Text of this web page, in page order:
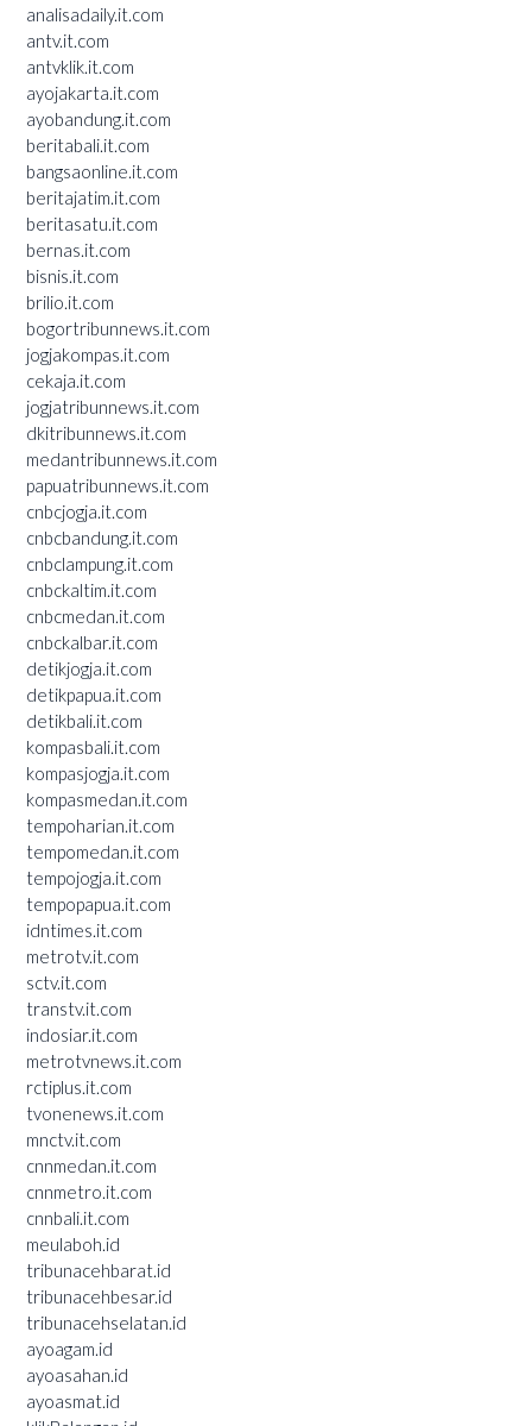
analisadaily.it.com
antv.it.com
antvklik.it.com
ayojakarta.it.com
ayobandung.it.com
beritabali.it.com
bangsaonline.it.com
beritajatim.it.com
beritasatu.it.com
bernas.it.com
bisnis.it.com
brilio.it.com
bogortribunnews.it.com
jogjakompas.it.com
cekaja.it.com
jogjatribunnews.it.com
dkitribunnews.it.com
medantribunnews.it.com
papuatribunnews.it.com
cnbcjogja.it.com
cnbcbandung.it.com
cnbclampung.it.com
cnbckaltim.it.com
cnbcmedan.it.com
cnbckalbar.it.com
detikjogja.it.com
detikpapua.it.com
detikbali.it.com
kompasbali.it.com
kompasjogja.it.com
kompasmedan.it.com
tempoharian.it.com
tempomedan.it.com
tempojogja.it.com
tempopapua.it.com
idntimes.it.com
metrotv.it.com
sctv.it.com
transtv.it.com
indosiar.it.com
metrotvnews.it.com
rctiplus.it.com
tvonenews.it.com
mnctv.it.com
cnnmedan.it.com
cnnmetro.it.com
cnnbali.it.com
meulaboh.id
tribunacehbarat.id
tribunacehbesar.id
tribunacehselatan.id
ayoagam.id
ayoasahan.id
ayoasmat.id